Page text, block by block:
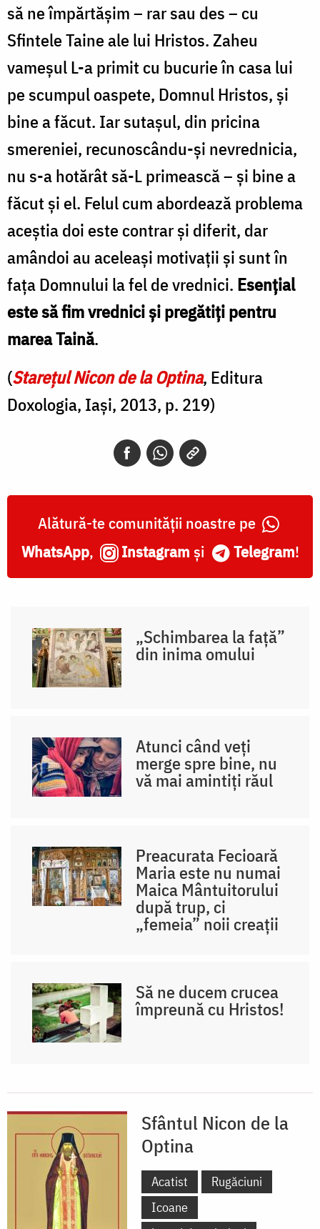
să ne împărtășim – rar sau des – cu
Sfintele Taine ale lui Hristos. Zaheu
vameșul L-a primit cu bucurie în casa lui
pe scumpul oaspete, Domnul Hristos, și
bine a făcut. Iar sutașul, din pricina
smereniei, recunoscându-și nevrednicia,
nu s-a hotărât să-L primească – și bine a
făcut și el. Felul cum abordează problema
aceștia doi este contrar și diferit, dar
amândoi au aceleași motivații și sunt în
fața Domnului la fel de vrednici. Esențial
este să fim vrednici și pregătiți pentru
marea Taină.
(Starețul Nicon de la Optina, Editura
Doxologia, Iași, 2013, p. 219)
Alătură-te comunității noastre pe
WhatsApp, Instagram și Telegram!
„Schimbarea la față”
din inima omului
Atunci când veți
merge spre bine, nu
vă mai amintiți răul
Preacurata Fecioară
Maria este nu numai
Maica Mântuitorului
după trup, ci
„femeia” noii creații
Să ne ducem crucea
împreună cu Hristos!
Sfântul Nicon de la
Optina
Acatist
Rugăciuni
Icoane